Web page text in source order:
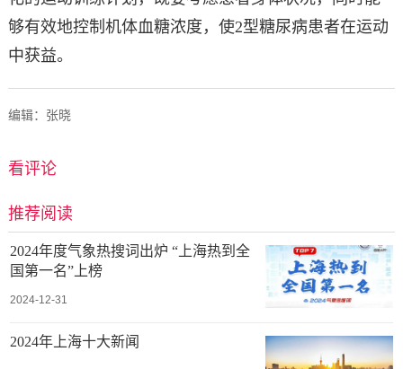
够有效地控制机体血糖浓度，使2型糖尿病患者在运动
中获益。
编辑：张晓
看评论
推荐阅读
2024年度气象热搜词出炉 “上海热到全
国第一名”上榜
2024-12-31
2024年上海十大新闻